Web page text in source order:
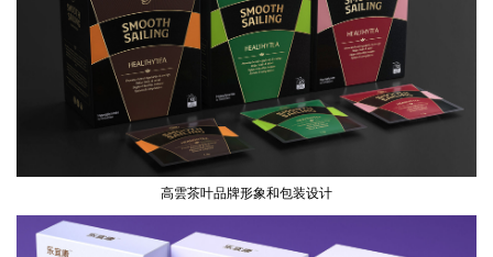
高雲茶叶品牌形象和包装设计